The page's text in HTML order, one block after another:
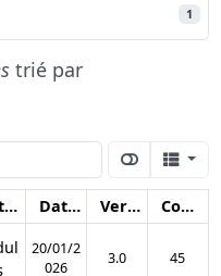
1
trié par
Catégorie Date Version Compteur
20/01/2
026
3.0 45